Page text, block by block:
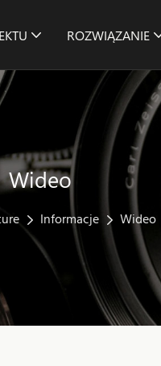
ROZWIĄZANIE
Wideo
Informacje Wideo